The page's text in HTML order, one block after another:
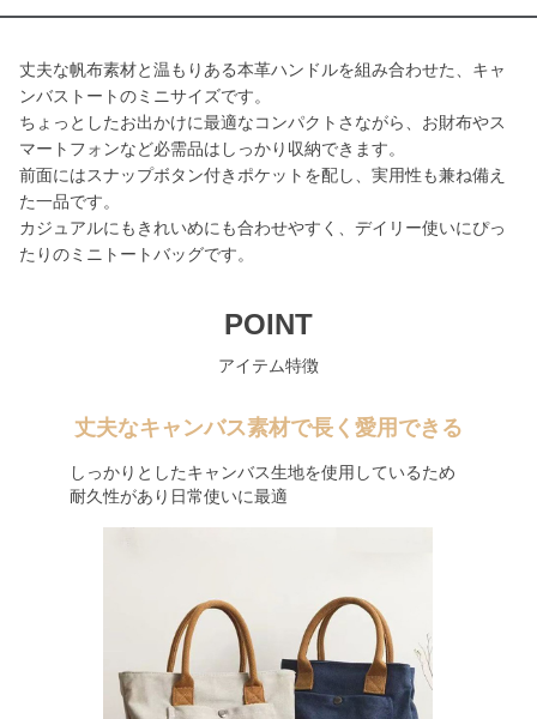
丈夫な帆布素材と温もりある本革ハンドルを組み合わせた、キャ
ンバストートのミニサイズです。
ちょっとしたお出かけに最適なコンパクトさながら、お財布やス
マートフォンなど必需品はしっかり収納できます。
前面にはスナップボタン付きポケットを配し、実用性も兼ね備え
た一品です。
カジュアルにもきれいめにも合わせやすく、デイリー使いにぴっ
たりのミニトートバッグです。
POINT
アイテム特徴
丈夫なキャンバス素材で長く愛用できる
しっかりとしたキャンバス生地を使用しているため
耐久性があり日常使いに最適